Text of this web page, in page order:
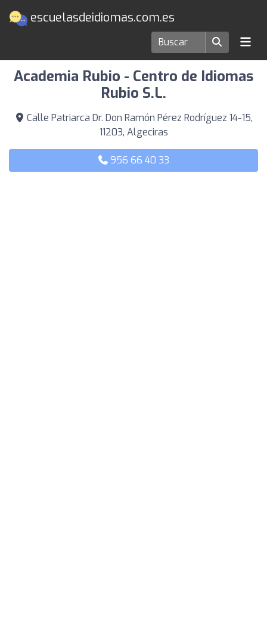
escuelasdeidiomas.com.es
Escuelas de idiomas en Algeciras
Academia Rubio - Centro de Idiomas
Rubio S.L.
Calle Patriarca Dr. Don Ramón Pérez Rodríguez 14-15,
11203, Algeciras
956 66 40 33